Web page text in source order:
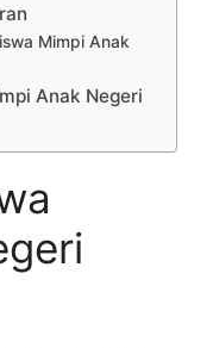
Mimpi Anak
Anak Negeri